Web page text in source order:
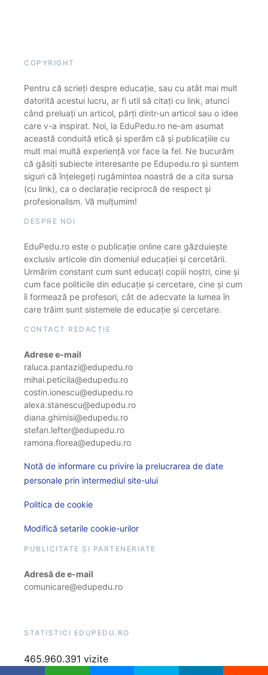
COPYRIGHT
Pentru că scrieți despre educație, sau cu atât mai mult
datorită acestui lucru, ar fi util să citați cu link, atunci
când preluați un articol, părți dintr-un articol sau o idee
care v-a inspirat. Noi, la EduPedu.ro ne-am asumat
această conduită etică și sperăm că și publicațiile cu
mult mai multă experiență vor face la fel. Ne bucurăm
că găsiți subiecte interesante pe Edupedu.ro și suntem
siguri că înțelegeți rugămintea noastră de a cita sursa
(cu link), ca o declarație reciprocă de respect și
profesionalism. Vă mulțumim!
DESPRE NOI
EduPedu.ro este o publicație online care găzduiește
exclusiv articole din domeniul educației și cercetării.
Urmărim constant cum sunt educați copiii noștri, cine și
cum face politicile din educație și cercetare, cine și cum
îi formează pe profesori, cât de adecvate la lumea în
care trăim sunt sistemele de educație și cercetare.
CONTACT REDACȚIE
Adrese e-mail
raluca.pantazi@edupedu.ro
mihai.peticila@edupedu.ro
costin.ionescu@edupedu.ro
alexa.stanescu@edupedu.ro
diana.ghimisi@edupedu.ro
stefan.lefter@edupedu.ro
ramona.florea@edupedu.ro
Notă de informare cu privire la prelucrarea de date
personale prin intermediul site-ului
Politica de cookie
Modifică setarile cookie-urilor
PUBLICITATE ȘI PARTENERIATE
Adresă de e-mail
comunicare@edupedu.ro
STATISTICI EDUPEDU.RO
465.960.391 vizite